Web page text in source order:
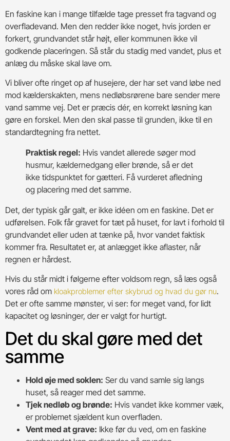
En faskine kan i mange tilfælde tage presset fra tagvand og
overfladevand. Men den redder ikke noget, hvis jorden er
forkert, grundvandet står højt, eller kommunen ikke vil
godkende placeringen. Så står du stadig med vandet, plus et
anlæg du måske skal lave om.
Vi bliver ofte ringet op af husejere, der har set vand løbe ned
mod kælderskakten, mens nedløbsrørene bare sender mere
vand samme vej. Det er præcis dér, en korrekt løsning kan
gøre en forskel. Men den skal passe til grunden, ikke til en
standardtegning fra nettet.
Praktisk regel: Hvis vandet allerede søger mod
husmur, kældernedgang eller brønde, så er det
ikke tidspunktet for gætteri. Få vurderet afledning
og placering med det samme.
Det, der typisk går galt, er ikke idéen om en faskine. Det er
udførelsen. Folk får gravet for tæt på huset, for lavt i forhold til
grundvandet eller uden at tænke på, hvor vandet faktisk
kommer fra. Resultatet er, at anlægget ikke aflaster, når
regnen er hårdest.
Hvis du står midt i følgerne efter voldsom regn, så læs også
vores råd om kloakproblemer efter skybrud og hvad du gør nu.
Det er ofte samme mønster, vi ser: for meget vand, for lidt
kapacitet og løsninger, der er valgt for hurtigt.
Det du skal gøre med det
samme
Hold øje med soklen: Ser du vand samle sig langs
huset, så reager med det samme.
Tjek nedløb og brønde: Hvis vandet ikke kommer væk,
er problemet sjældent kun overfladen.
Vent med at grave: Ikke før du ved, om en faskine